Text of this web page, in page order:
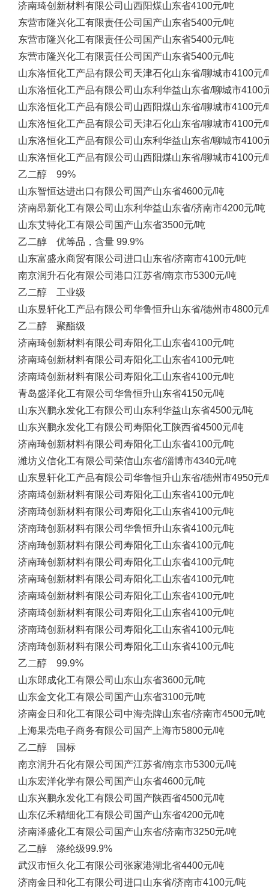
济南琦创新材料有限公司 山西阳煤山东省4100元/吨
东营市隆兴化工有限责任公司 国产山东省5400元/吨
东营市隆兴化工有限责任公司 国产山东省5400元/吨
东营市隆兴化工有限责任公司 国产山东省5400元/吨
山东洛恒化工产品有限公司 天津石化山东省/聊城市4100元/
山东洛恒化工产品有限公司 山东利华益山东省/聊城市4100
山东洛恒化工产品有限公司 山西阳煤山东省/聊城市4100元/
山东洛恒化工产品有限公司 天津石化山东省/聊城市4100元/
山东洛恒化工产品有限公司 山东利华益山东省/聊城市4100
山东洛恒化工产品有限公司 山西阳煤山东省/聊城市4100元/
乙二醇 99%
山东智恒达进出口有限公司 国产山东省4600元/吨
济南昂新化工有限公司 山东利华益山东省/济南市4200元/吨
山东艾特化工有限公司 国产山东省3500元/吨
乙二醇 优等品，含量 99.9%
山东富盛永商贸有限公司 进口山东省/济南市4100元/吨
南京润升石化有限公司 港口江苏省/南京市5300元/吨
乙二醇 工业级
山东昱轩化工产品有限公司 华鲁恒升山东省/德州市4800元/
乙二醇 聚酯级
济南琦创新材料有限公司 寿阳化工山东省4100元/吨
济南琦创新材料有限公司 寿阳化工山东省4100元/吨
济南琦创新材料有限公司 寿阳化工山东省4100元/吨
青岛盛泽化工有限公司 华鲁恒升山东省4150元/吨
山东兴鹏永发化工有限公司 山东利华益山东省4500元/吨
山东兴鹏永发化工有限公司 寿阳化工 陕西省4500元/吨
济南琦创新材料有限公司 寿阳化工山东省4100元/吨
潍坊义信化工有限公司 荣信山东省/淄博市4340元/吨
山东昱轩化工产品有限公司 华鲁恒升山东省/德州市4950元/
济南琦创新材料有限公司 寿阳化工山东省4100元/吨
济南琦创新材料有限公司 寿阳化工山东省4100元/吨
济南琦创新材料有限公司 华鲁恒升山东省4100元/吨
济南琦创新材料有限公司 寿阳化工山东省4100元/吨
济南琦创新材料有限公司 寿阳化工山东省4100元/吨
济南琦创新材料有限公司 寿阳化工山东省4100元/吨
济南琦创新材料有限公司 寿阳化工山东省4100元/吨
济南琦创新材料有限公司 寿阳化工山东省4100元/吨
济南琦创新材料有限公司 寿阳化工山东省4100元/吨
济南琦创新材料有限公司 寿阳化工山东省4100元/吨
乙二醇 99.9%
山东郎成化工有限公司 山东山东省3600元/吨
山东金文化工有限公司 国产山东省3100元/吨
济南金日和化工有限公司 中海壳牌山东省/济南市4500元/吨
上海果壳电子商务有限公司 国产 上海市5800元/吨
乙二醇 国标
南京润升石化有限公司 国产江苏省/南京市5300元/吨
山东宏洋化学有限公司 国产山东省4600元/吨
山东兴鹏永发化工有限公司 国产陕西省4500元/吨
山东亿禾精细化工有限公司 国产山东省4200元/吨
济南泽盛化工有限公司 国产山东省/济南市3250元/吨
乙二醇 涤纶级99.9%
武汉市恒久化工有限公司 张家港湖北省4400元/吨
济南金日和化工有限公司 进口山东省/济南市4100元/吨